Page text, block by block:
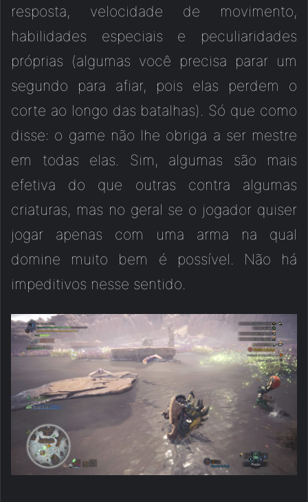
resposta, velocidade de movimento,
habilidades especiais e peculiaridades
próprias (algumas você precisa parar um
segundo para afiar, pois elas perdem o
corte ao longo das batalhas). Só que como
disse: o game não lhe obriga a ser mestre
em todas elas. Sim, algumas são mais
efetiva do que outras contra algumas
criaturas, mas no geral se o jogador quiser
jogar apenas com uma arma na qual
domine muito bem é possível. Não há
impeditivos nesse sentido.